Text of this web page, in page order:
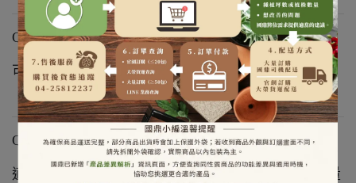
Q3 8-8-8、13-3-6、0-8-24 要怎麼選？
可依作物生育階段選擇 : ※生長期：8-8-8 或 13-3-6
※ 花果期：0-8-24
Q4 適合哪些作物？
適合果樹、蔬菜、瓜果、花卉等多數作物，實際用量